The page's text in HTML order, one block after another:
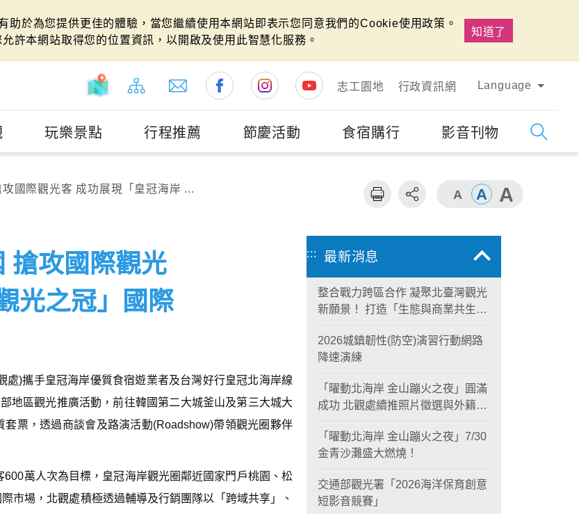
於為您提供更佳的體驗，當您繼續使用本網站即表示您同意我們的Cookie使用政策。
許本網站取得您的位置資訊，以開啟及使用此智慧化服務。
知道了
志工園地
行政資訊網 Language
玩樂景點 行程推薦 節慶活動 食宿購行 影音刊物
國際觀光客 成功展現「皇冠海岸 ...
搶攻國際觀光
光之冠」國際
)攜手皇冠海岸優質食宿遊業者及台灣好行皇冠北海岸線
地區觀光推廣活動，前往韓國第二大城釜山及第三大城大
票，透過商談會及路演活動(Roadshow)帶領觀光圈夥伴
萬人次為目標，皇冠海岸觀光圈鄰近國家門戶桃園、松
市場，北觀處積極透過輔導及行銷團隊以「跨域共享」、
::: 最新消息
整合戰力跨區合作 凝聚北臺灣觀光
新願景！ 打造「生態與商業共生」
2026城鎮韌性(防空)演習行動網路
降速演練
「曜動北海岸 金山蹦火之夜」圓滿
成功 北觀處續推照片徵選與外籍青
「曜動北海岸 金山蹦火之夜」7/30
金青沙灘盛大燃燒！
交通部觀光署「2026海洋保育創意
短影音競賽」